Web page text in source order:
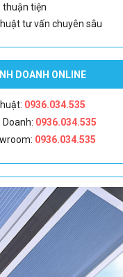
tiện
tư vấn chuyên sâu
DOANH ONLINE
0936.034.535
Doanh: 0936.034.535
0936.034.535